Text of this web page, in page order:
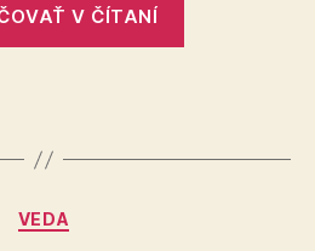
V ČÍTANÍ
Kategórie
VEDA